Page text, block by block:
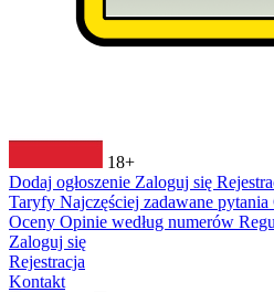
18+
Dodaj ogłoszenie Zaloguj się
Taryfy Najczęściej zadawane pytania
Oceny Opinie według numerów
Zaloguj się
Rejestracja
Kontakt